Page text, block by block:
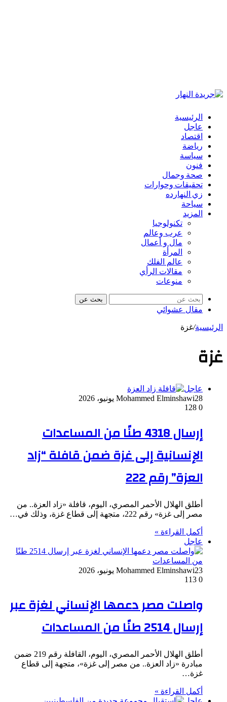
الرئيسية
عاجل
اقتصاد
رياضة
سياسة
فنون
صحة وجمال
تحقيقات وحوارات
زي النهارده
سياحة
المزيد
تكنولوجيا
عرب وعالم
مال و أعمال
المرأة
عالم الفلك
مقالات الرأي
منوعات
بحث عن
مقال عشوائي
الرئيسية/غزة
غزة
عاجل
Mohammed Elminshawi28 يونيو، 2026
0
إرسال 4318 طنًا من المساعدات
الإنسانية إلى غزة ضمن قافلة “زاد
العزة” رقم 222
أطلق الهلال الأحمر المصري، اليوم، قافلة «زاد العزة.. من
مصر إلى غزة» رقم 222، متجهة إلى قطاع غزة، وذلك في…
أكمل القراءة »
عاجل
Mohammed Elminshawi23 يونيو، 2026
0
واصلت مصر دعمها الإنساني لغزة عبر
إرسال 2514 طنًا من المساعدات
أطلق الهلال الأحمر المصري، اليوم، القافلة رقم 219 ضمن
مبادرة «زاد العزة.. من مصر إلى غزة»، متجهة إلى قطاع
غزة…
أكمل القراءة »